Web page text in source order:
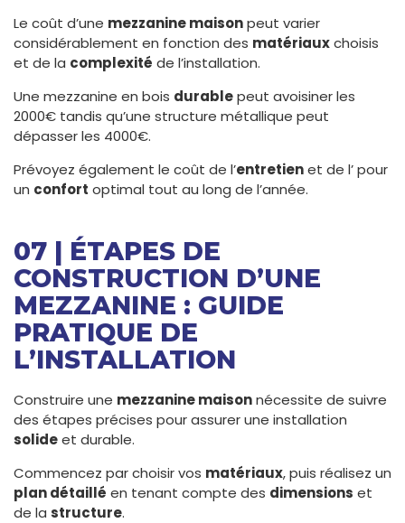
Le coût d’une mezzanine maisonpeut varier
considérablement en fonction des matériauxchoisis
et de la complexité de l’installation.
Une mezzanine en bois durablepeut avoisiner les
2000€ tandis qu’une structure métallique peut
dépasser les 4000€.
Prévoyez également le coût de l’entretienet de l’pour
un confort optimal tout au long de l’année.
07 | ÉTAPES DE
CONSTRUCTION D’UNE
MEZZANINE : GUIDE
PRATIQUE DE
L’INSTALLATION
Construire une mezzanine maisonnécessite de suivre
des étapes précises pour assurer une installation
solideet durable.
Commencez par choisir vos matériaux, puis réalisez un
plan détaillé en tenant compte des dimensions et
de la structure.